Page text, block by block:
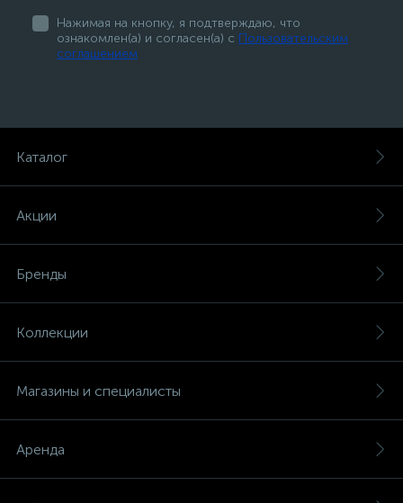
Нажимая на кнопку, я подтверждаю, что
ознакомлен(а) и согласен(а) с Пользовательским
соглашением
Каталог
Акции
Бренды
Коллекции
Магазины и специалисты
Аренда